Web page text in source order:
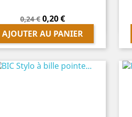
Prix
de
base
0,24 € Prix
0,20 €
AJOUTER AU PANIER